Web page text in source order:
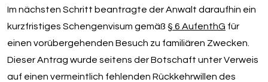
Im nächsten Schritt beantragte der Anwalt daraufhin ein
kurzfristiges Schengenvisum gemäß § 6 AufenthG für
einen vorübergehenden Besuch zu familiären Zwecken.
Dieser Antrag wurde seitens der Botschaft unter Verweis
auf einen vermeintlich fehlenden Rückkehrwillen des